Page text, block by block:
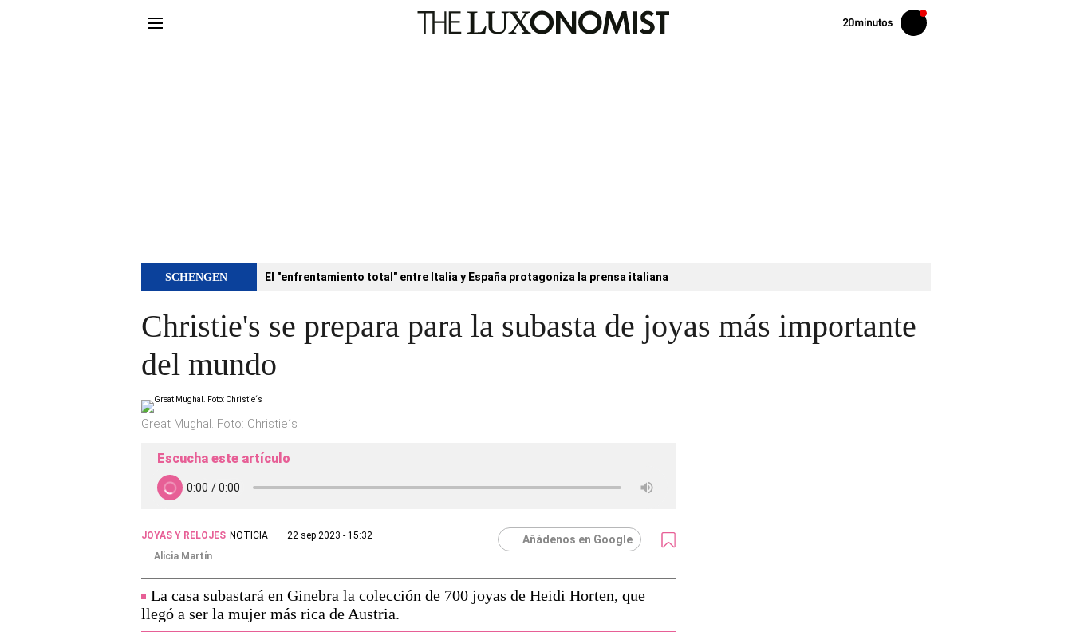
Volver
Iniciar
sesión
SCHENGEN El "enfrentamiento total" entre Italia y España protagoniza la prensa italiana
Christie's se prepara para la subasta de joyas más importante
del mundo
Great Mughal. Foto: Christie´s
Escucha este artículo
JOYAS Y RELOJES NOTICIA
22 sep 2023 - 15:32
Alicia Martín
Añádenos en Google
La casa subastará en Ginebra la colección de 700 joyas de Heidi Horten, que
llegó a ser la mujer más rica de Austria.